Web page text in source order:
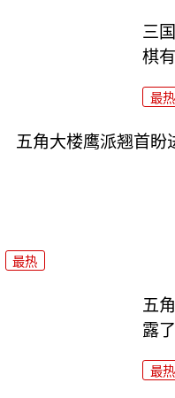
三
棋
最热
五角大楼鹰派翘首盼
最热
五
露
最热